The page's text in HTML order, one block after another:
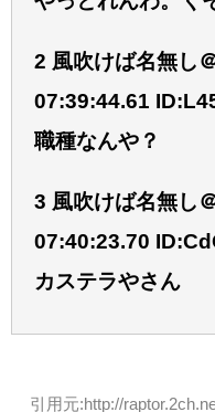
2 風吹けば名無し
07:39:44.61
職種なんや？
3 風吹けば名無し
07:40:23.70
カステラやさん
引用元:http://